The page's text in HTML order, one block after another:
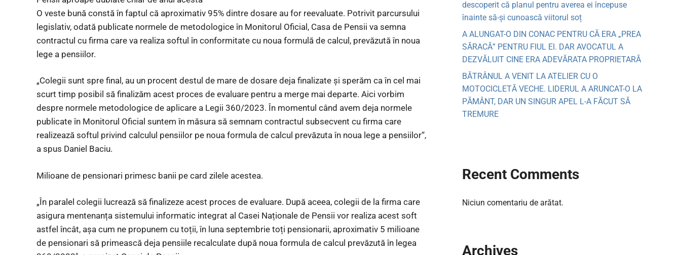
O veste bună constă în faptul că aproximativ 95% dintre dosare au for reevaluate. Potrivit parcursului
legislativ, odată publicate normele de metodologice în Monitorul Oficial, Casa de Pensii va semna
contractul cu firma care va realiza softul în conformitate cu noua formulă de calcul, prevăzută în noua
lege a pensiilor.
„Colegii sunt spre final, au un procent destul de mare de dosare deja finalizate şi sperăm ca în cel mai
scurt timp posibil să finalizăm acest proces de evaluare pentru a merge mai departe. Aici vorbim
despre normele metodologice de aplicare a Legii 360/2023. În momentul când avem deja normele
publicate în Monitorul Oficial suntem în măsura să semnam contractul subsecvent cu firma care
realizează softul privind calculul pensiilor pe noua formula de calcul prevăzuta în noua lege a pensiilor“,
a spus Daniel Baciu.
Milioane de pensionari primesc banii pe card zilele acestea.
„În paralel colegii lucrează să finalizeze acest proces de evaluare. După aceea, colegii de la firma care
asigura mentenanța sistemului informatic integrat al Casei Naționale de Pensii vor realiza acest soft
astfel încât, așa cum ne propunem cu toții, în luna septembrie toți pensionarii, aproximativ 5 milioane
de pensionari să primească deja pensiile recalculate după noua formula de calcul prevăzută în legea
descoperit că planul pentru averea ei începuse
înainte să-și cunoască viitorul soț
A ALUNGAT-O DIN CONAC PENTRU CĂ ERA „PREA
SĂRACĂ” PENTRU FIUL EI. DAR AVOCATUL A
DEZVĂLUIT CINE ERA ADEVĂRATA PROPRIETARĂ
BĂTRÂNUL A VENIT LA ATELIER CU O
MOTOCICLETĂ VECHE. LIDERUL A ARUNCAT-O LA
PĂMÂNT, DAR UN SINGUR APEL L-A FĂCUT SĂ
TREMURE
Recent Comments
Niciun comentariu de arătat.
Archives